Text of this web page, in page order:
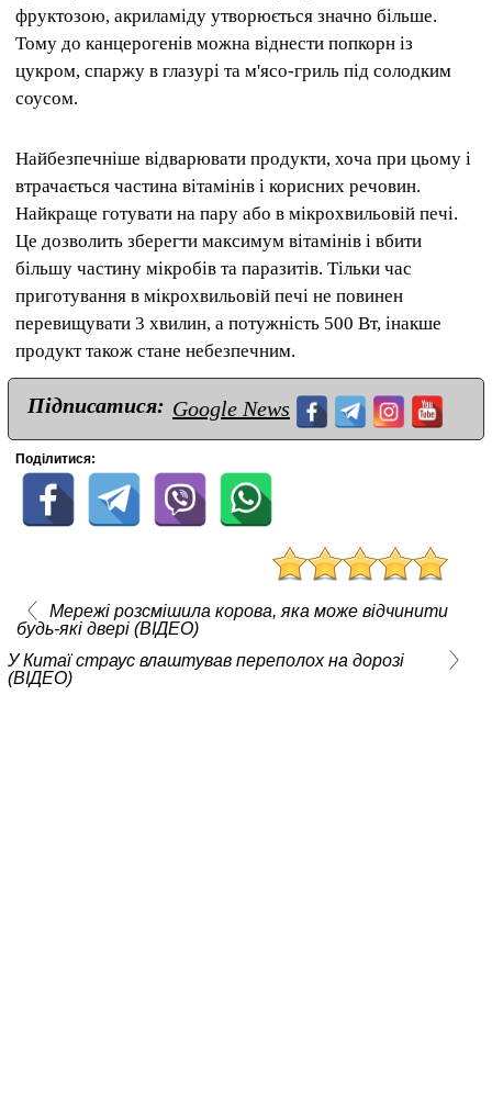
фруктозою, акриламіду утворюється значно більше.
Тому до канцерогенів можна віднести попкорн із
цукром, спаржу в глазурі та м'ясо-гриль під солодким
соусом.
Найбезпечніше відварювати продукти, хоча при цьому і
втрачається частина вітамінів і корисних речовин.
Найкраще готувати на пару або в мікрохвильовій печі.
Це дозволить зберегти максимум вітамінів і вбити
більшу частину мікробів та паразитів. Тільки час
приготування в мікрохвильовій печі не повинен
перевищувати 3 хвилин, а потужність 500 Вт, інакше
продукт також стане небезпечним.
Підписатися: Google News
Поділитися:
Мережі розсмішила корова, яка може відчинити
будь-які двері (ВІДЕО)
У Китаї страус влаштував переполох на дорозі
(ВІДЕО)